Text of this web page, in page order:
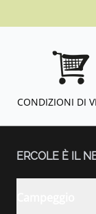
CONDIZIONI DI
ERCOLE È IL